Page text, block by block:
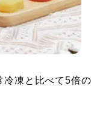
冷凍と比べて5倍